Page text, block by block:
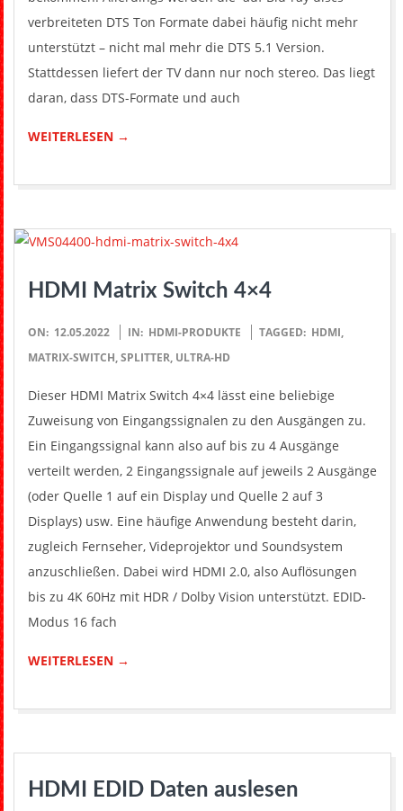
verbreiteten DTS Ton Formate dabei häufig nicht mehr
unterstützt – nicht mal mehr die DTS 5.1 Version.
Stattdessen liefert der TV dann nur noch stereo. Das liegt
daran, dass DTS-Formate und auch
WEITERLESEN →
HDMI Matrix Switch 4×4
2022-
05-
ON: 12.05.2022 IN: HDMI-PRODUKTE TAGGED: HDMI,
MATRIX-SWITCH,SPLITTER, ULTRA-HD
Dieser HDMI Matrix Switch 4×4 lässt eine beliebige
Zuweisung von Eingangssignalen zu den Ausgängen zu.
Ein Eingangssignal kann also auf bis zu 4 Ausgänge
verteilt werden, 2 Eingangssignale auf jeweils 2 Ausgänge
(oder Quelle 1 auf ein Display und Quelle 2 auf 3
Displays) usw. Eine häufige Anwendung besteht darin,
zugleich Fernseher, Videprojektor und Soundsystem
anzuschließen. Dabei wird HDMI 2.0, also Auflösungen
bis zu 4K 60Hz mit HDR / Dolby Vision unterstützt. EDID-
Modus 16 fach
WEITERLESEN →
HDMI EDID Daten auslesen